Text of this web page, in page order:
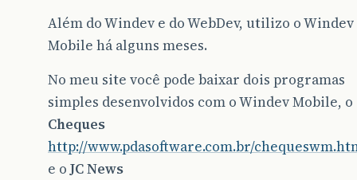
Além do Windev e do WebDev, utilizo o Windev
Mobile há alguns meses.
No meu site você pode baixar dois programas
simples desenvolvidos com o Windev Mobile, o
Cheques
http://www.pdasoftware.com.br/
e o JC News